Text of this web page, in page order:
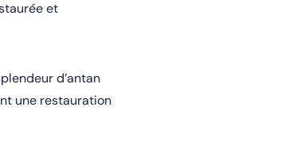
et
d’antan
une restauration